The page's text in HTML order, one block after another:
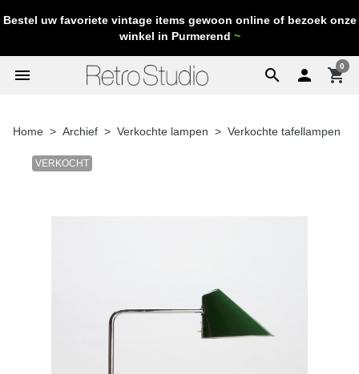
Bestel uw favoriete vintage items gewoon online of bezoek onze
winkel in Purmerend ~
search
menu  shopping_cart
0
Home Archief Verkochte lampen Verkochte tafellampen
VERKOCHT